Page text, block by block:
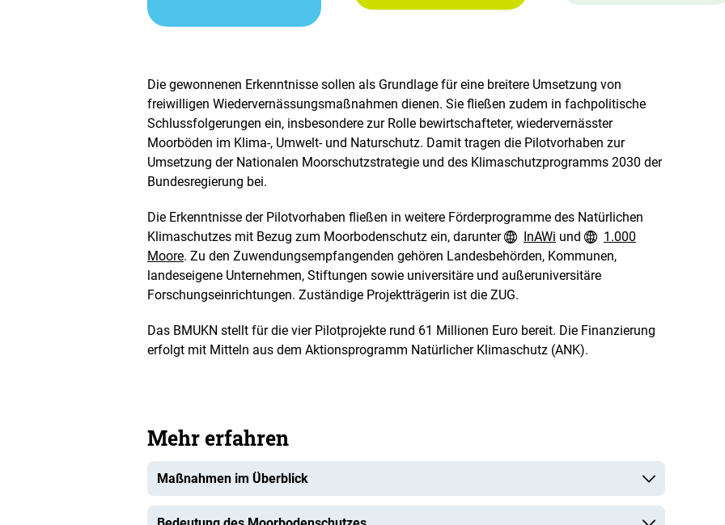
Die gewonnenen Erkenntnisse sollen als Grundlage für eine breitere Umsetzung von
freiwilligen Wiedervernässungsmaßnahmen dienen. Sie fließen zudem in fachpolitische
Schlussfolgerungen ein, insbesondere zur Rolle bewirtschafteter, wiedervernässter
Moorböden im Klima-, Umwelt- und Naturschutz. Damit tragen die Pilotvorhaben zur
Umsetzung der Nationalen Moorschutzstrategie und des Klimaschutzprogramms 2030 der
Bundesregierung bei.
Die Erkenntnisse der Pilotvorhaben fließen in weitere Förderprogramme des Natürlichen
Klimaschutzes mit Bezug zum Moorbodenschutz ein, darunter
InAWi und
1.000
Moore. Zu den Zuwendungsempfangenden gehören Landesbehörden, Kommunen,
landeseigene Unternehmen, Stiftungen sowie universitäre und außeruniversitäre
Forschungseinrichtungen. Zuständige Projektträgerin ist die ZUG.
Das BMUKN stellt für die vier Pilotprojekte rund 61 Millionen Euro bereit. Die Finanzierung
erfolgt mit Mitteln aus dem Aktionsprogramm Natürlicher Klimaschutz (ANK).
Mehr erfahren
Maßnahmen im Überblick